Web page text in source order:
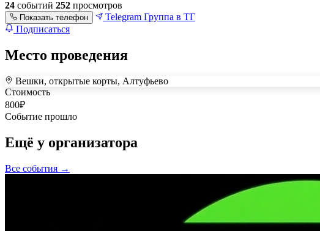
24 событий 252 просмотров
Показать телефон Telegram Группа в ТГ
Подписаться
Место проведения
+
–
Вешки, открытые корты, Алтуфьево
Стоимость
800₽
Событие прошло
Ещё у организатора
Все события →